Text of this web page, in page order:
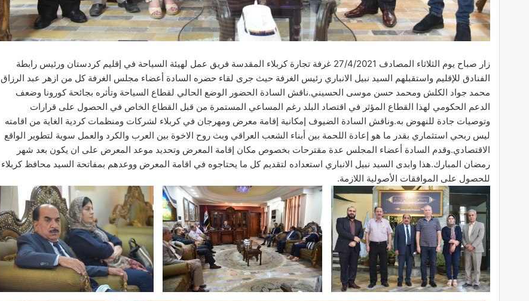
زار صباح يوم الثلاثاء المصادف 27/4/2021 غرفة تجارة كربلاء المقدسة فريق عمل لهيئة السياحة في إقليم كردستان ورئيس رابطة
الفنادق للإقليم واستقبلهم السيد نبيل الانباري رئيس الغرفة حيث جرى لقاء حضره السادة أعضاء مجلس الغرفة كل من ازهر عبد الرزاق
محمد جواد الكلش ومحمد حسن موسى الحسيني.ناقش السادة الحضور الوضع الحالي لقطاع السياحة وتأثره بجائحة كورونا وضعف
الدعم الحكومي لهذا القطاع المؤثر في اقتصاد البلد رغم المساعي المستمرة من قبل القطاع الخاص في الحصول على قرارات
وتوصيات جادة للنهوض به.وناقش السادة الضيوف إمكانية إقامة معرض ومهرجان في كربلاء لشركات ومنظمات كردية الغاية من اقامته
ليس ربحي استثماري بقدر ما هو إعادة اللحمة بين أبناء الشعب العراقي وبث روح الاخوة بين العرب والكرد والعمل سوية لتطوير الواقع
الاقتصادي.وقدم السادة أعضاء المجلس عدة مقترحات بخصوص مكان إقامة المعرض وتحديد موعد المعرض على ان يكون بعد شهر
رمضان المبارك.هذا وابدى السيد نبيل الانباري استعداده لتقديم كل ما يحتاجوه في اقامة المعرض ووعدهم بمفاتحة السيد محافظ كربلاء
للحصول على الموافقات الأصولية اللازمة.